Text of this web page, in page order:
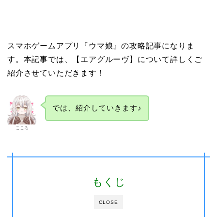
スマホゲームアプリ『ウマ娘』の攻略記事になりま
す。本記事では、【エアグルーヴ】について詳しくご
紹介させていただきます！
こころ
では、紹介していきます♪
CLOSE
もくじ